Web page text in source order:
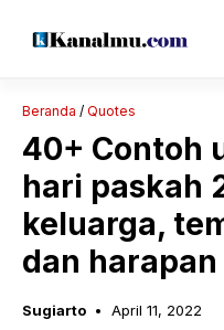
Beranda / Quotes
40+ Contoh
hari paskah
keluarga,
dan harapan
Sugiarto April 11, 2022